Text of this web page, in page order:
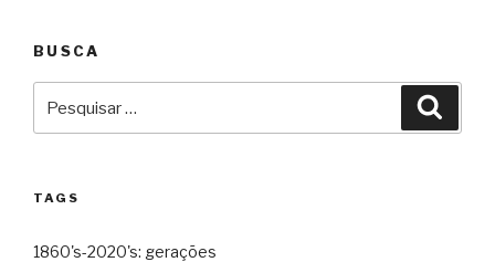
BUSCA
por:
TAGS
1860's-2020's: gerações